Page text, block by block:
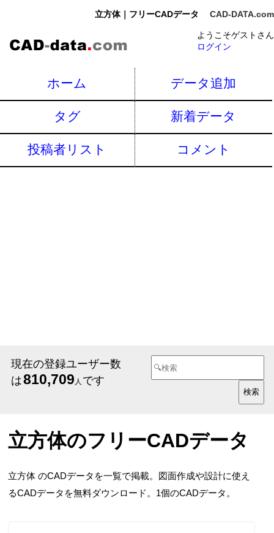
立方体｜フリーCADデータ CAD-DATA.com
ようこそゲストさん
ログイン
ホーム データ追加
タグ 新着データ
投稿者リスト コメント
現在の登録ユーザー数
は810,709 人 です
立方体のフリーCADデータ
立方体 のCADデータを一覧で掲載。図面作成や設計に使え
るCADデータを無料ダウンロード。1個のCADデータ。